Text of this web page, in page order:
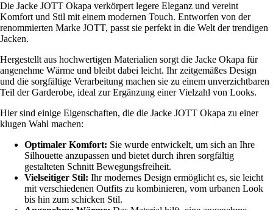
Die Jacke JOTT Okapa verkörpert legere Eleganz und vereint
Komfort und Stil mit einem modernen Touch. Entworfen von der
renommierten Marke JOTT, passt sie perfekt in die Welt der trendigen
Jacken.
Hergestellt aus hochwertigen Materialien sorgt die Jacke Okapa für
angenehme Wärme und bleibt dabei leicht. Ihr zeitgemäßes Design
und die sorgfältige Verarbeitung machen sie zu einem unverzichtbaren
Teil der Garderobe, ideal zur Ergänzung einer Vielzahl von Looks.
Hier sind einige Eigenschaften, die die Jacke JOTT Okapa zu einer
klugen Wahl machen:
Optimaler Komfort: Sie wurde entwickelt, um sich an Ihre
Silhouette anzupassen und bietet durch ihren sorgfältig
gestalteten Schnitt Bewegungsfreiheit.
Vielseitiger Stil: Ihr modernes Design ermöglicht es, sie leicht
mit verschiedenen Outfits zu kombinieren, vom urbanen Look
bis hin zum schicken Stil.